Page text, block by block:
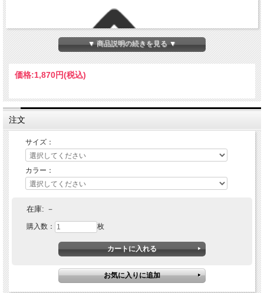
▼ 商品説明の続きを見る ▼
価格:1,870円(税込)
注文
サイズ：
カラー：
在庫: －
購入数： 枚